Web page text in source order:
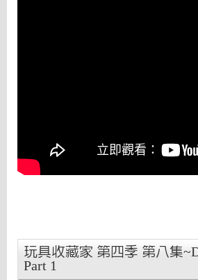
玩具收藏家 第四季 第八集
Part 1